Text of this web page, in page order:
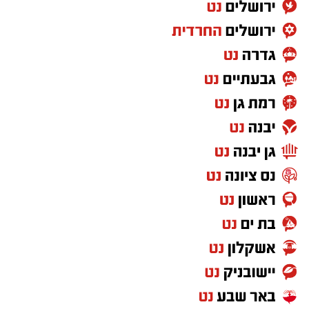
מטגנים את הבצל במשך כ-2 דקות.
דקות, עד שהן מתרככות אך נשארות מעט
פריכות.
הפלפל, הפפריקה והכורכום.
מוסיפים את עשבי התיבול ואת הגבינה (אם
משתמשים) ומערבבים.
יוצקים את תערובת הביצים למחבת מעל
הפלפלים.
דקות.
מקפלים את החביתה ומגישים חמה.
טיפ לשדרוג
אפשר להוסיף: